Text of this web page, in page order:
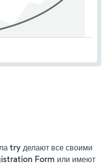
try делают все своими
Form или имеют